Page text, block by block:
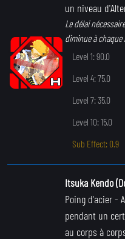
un niveau
Le délai
diminue à chaque
Level 1: 90.0
Level 4: 75.0
Level 7: 35.0
Level 10: 15.0
Sub Effect: 0.9
Itsuka Kendo
Poing d'acier-
pendant un
au corps à